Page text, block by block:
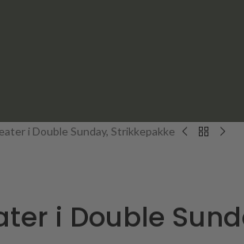
i Double Sunday, Strikkepakke
i Double